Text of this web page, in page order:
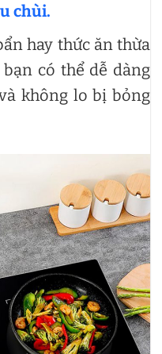
chùi.
hay thức ăn thừa
có thể dễ dàng
không lo bị bỏng